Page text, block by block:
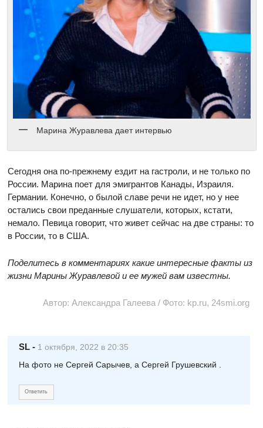
Марина Журавлева дает интервью
Сегодня она по-прежнему ездит на гастроли, и не только по
России. Марина поет для эмигрантов Канады, Израиля.
Германии. Конечно, о былой славе речи не идет, но у нее
остались свои преданные слушатели, которых, кстати,
немало. Певица говорит, что живет сейчас на две страны: то
в России, то в США.
Поделитесь в комментариях какие интересные факты из
жизни Марины Журавлевой и ее мужей вам известны.
Автор: Александра Галеева / Фото: kp.ru, 24smi.org
SL - 1 октября, 2022 в 20:35
На фото не Сергей Сарычев, а Сергей Грушевский .
Ответить